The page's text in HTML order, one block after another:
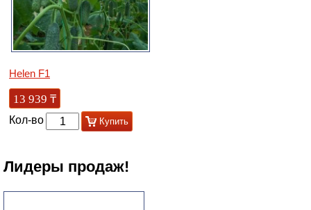
Helen F1
13 939 ₸
Кол-во Купить
Лидеры продаж!